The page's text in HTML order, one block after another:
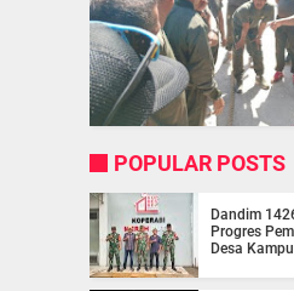
POPULAR POSTS
Dandim
Progres
Desa